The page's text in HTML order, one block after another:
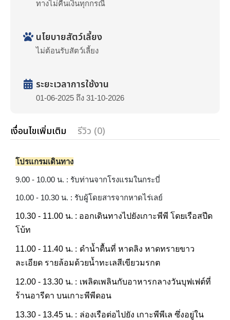
ทางไม่คืนเงินทุกกรณี
นโยบายสัตว์เลี้ยง
ไม่ต้อนรับสัตว์เลี้ยง
ระยะเวลาการใช้งาน
01-06-2025 ถึง 31-10-2026
เงื่อนไขเพิ่มเติม รีวิว (0)
โปรแกรมเดินทาง
9.00 - 10.00 น. : รับท่านจากโรงแรมในกระบี่
10.00 - 10.30 น. : รับผู้โดยสารจากหาดไร่เลย์
10.30 - 11.00 น. : ออกเดินทางไปยังเกาะพีพี โดยเรือสปีด
โบ้ท
11.00 - 11.40 น. : ดำน้ำตื้นที่ หาดลิง หาดทรายขาว
ละเอียด รายล้อมด้วยน้ำทะเลสีเขียวมรกต
12.00 - 13.30 น. : เพลิดเพลินกับอาหารกลางวันบุฟเฟต์ที่
ร้านอารีดา บนเกาะพีพีดอน
13.30 - 13.45 น. : ล่องเรือต่อไปยัง เกาะพีพีเล ซึ่งอยู่ใน